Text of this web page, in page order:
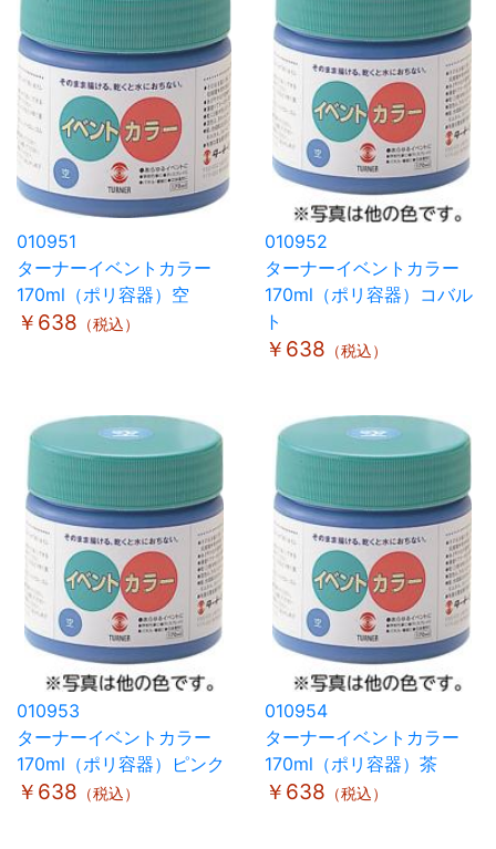
010951
ターナーイベントカラー
170ml（ポリ容器）空
￥638 （税込）
010952
ターナーイベントカラー
170ml（ポリ容器）コバル
ト
￥638 （税込）
010953
ターナーイベントカラー
170ml（ポリ容器）ピンク
￥638 （税込）
010954
ターナーイベントカラー
170ml（ポリ容器）茶
￥638 （税込）